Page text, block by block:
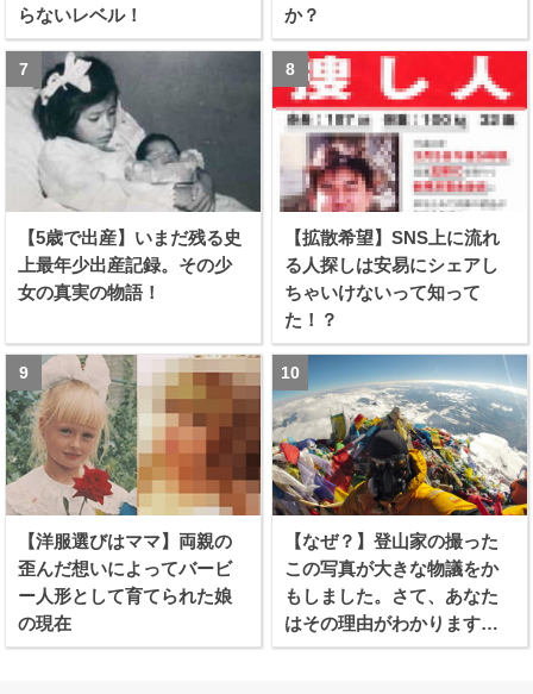
らないレベル！
か？
【5歳で出産】いまだ残る史
上最年少出産記録。その少
女の真実の物語！
【拡散希望】SNS上に流れ
る人探しは安易にシェアし
ちゃいけないって知って
た！？
【洋服選びはママ】両親の
歪んだ想いによってバービ
ー人形として育てられた娘
の現在
【なぜ？】登山家の撮った
この写真が大きな物議をか
もしました。さて、あなた
はその理由がわかります
か？